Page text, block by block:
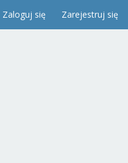
Zaloguj się Zarejestruj się